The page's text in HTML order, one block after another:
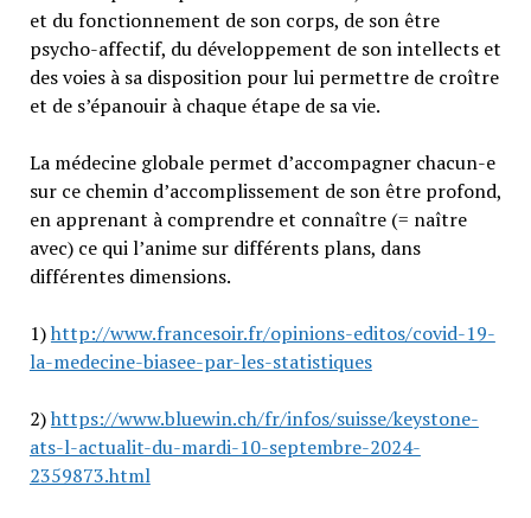
et du fonctionnement de son corps, de son être
psycho-affectif, du développement de son intellects et
des voies à sa disposition pour lui permettre de croître
et de s’épanouir à chaque étape de sa vie.
La médecine globale permet d’accompagner chacun-e
sur ce chemin d’accomplissement de son être profond,
en apprenant à comprendre et connaître (= naître
avec) ce qui l’anime sur différents plans, dans
différentes dimensions.
1)http://www.francesoir.fr/opinions-editos/covid-19-
la-medecine-biasee-par-les-statistiques
2)https://www.bluewin.ch/fr/infos/suisse/keystone-
ats-l-actualit-du-mardi-10-septembre-2024-
2359873.html